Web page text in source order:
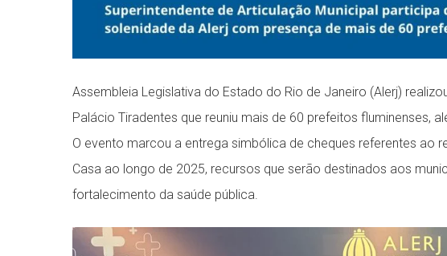
Assembleia Legislativa do Estado do Rio de Janeiro (Alerj)
Palácio Tiradentes que reuniu mais de 60 prefeitos fluminenses,
O evento marcou a entrega simbólica de cheques referentes ao
Casa ao longo de 2025, recursos que serão destinados aos
fortalecimento da saúde pública.